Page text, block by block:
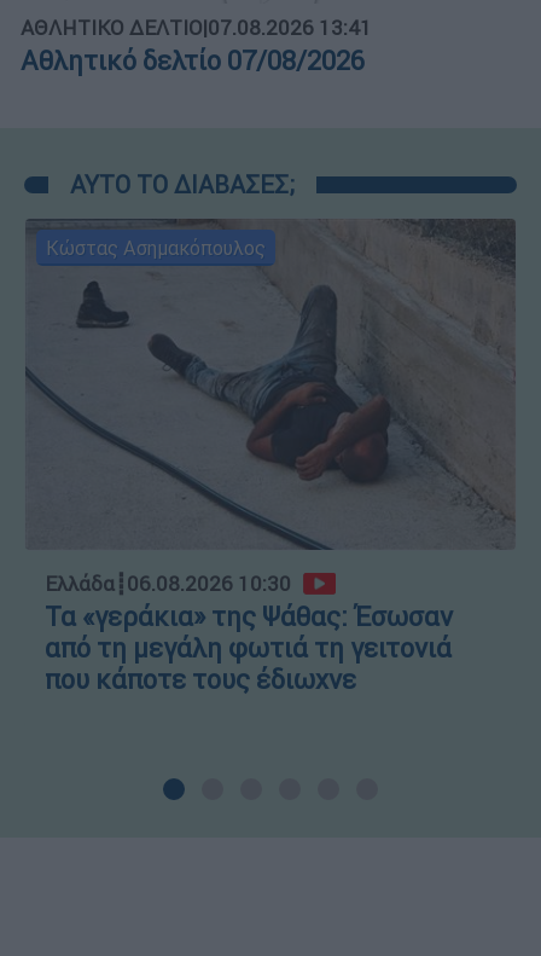
ΑΘΛΗΤΙΚΟ ΔΕΛΤΙΟ|07.08.2026 13:41
Αθλητικό δελτίο 07/08/2026
ΑΥΤΟ ΤΟ ΔΙΑΒΑΣΕΣ;
Κώστας Ασημακόπουλος
Ελλάδα┋06.08.2026 10:30
Τα «γεράκια» της Ψάθας: Έσωσαν
από τη μεγάλη φωτιά τη γειτονιά
που κάποτε τους έδιωχνε